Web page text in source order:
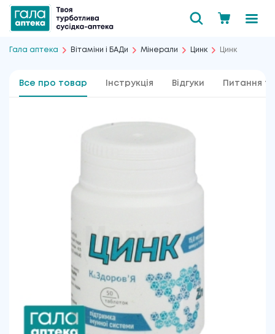
Гала аптека Вітаміни і БАДи Мінерали Цинк Цинк
Все про товар Інструкція Відгуки Питання та